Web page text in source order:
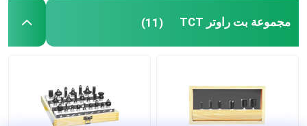
مجموعة بت راوتر TCT (11)